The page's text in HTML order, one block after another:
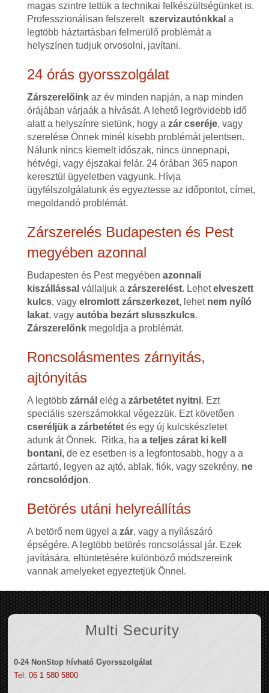
magas szintre tettük a technikai felkészültségünket is.
Professzionálisan felszerelt szervizautónkkal a
legtöbb háztartásban felmerülő problémát a
helyszínen tudjuk orvosolni, javítani.
24 órás gyorsszolgálat
Zárszerelőinkaz év minden napján, a nap minden
órájában várjaák a hívását. A lehető legrövidebb idő
alatt a helyszínre sietünk, hogy a zár cseréje, vagy
szerelése Önnek minél kisebb problémát jelentsen.
Nálunk nincs kiemelt időszak, nincs ünnepnapi,
hétvégi, vagy éjszakai felár. 24 órában 365 napon
keresztül ügyeletben vagyunk. Hívja
ügyfélszolgálatunk és egyeztesse az időpontot, címet,
megoldandó problémát.
Zárszerelés Budapesten és Pest
megyében azonnal
Budapesten és Pest megyében azonnali
kiszállással vállaljuk a zárszerelést. Lehetelveszett
kulcs, vagyelromlott zárszerkezet,lehet nem nyíló
lakat, vagy autóba bezárt slusszkulcs.
Zárszerelőnkmegoldja a problémát.
Roncsolásmentes zárnyitás,
ajtónyitás
A legtöbb zárnál elég a zárbetétet nyitni. Ezt
speciális szerszámokkal végezzük. Ezt követően
cseréljük a zárbetétetés egy új kulcskészletet
adunk át Önnek. Ritka, ha a teljes zárat ki kell
bontani, de ez esetben is a legfontosabb, hogy a a
zártartó, legyen az ajtó, ablak, fiók, vagy szekrény, ne
roncsolódjon.
Betörés utáni helyreállítás
A betörő nem ügyel a zár, vagy a nyílászáró
épségére. A legtöbb betörés roncsolással jár. Ezek
javítására, eltüntetésére különböző módszereink
vannak amelyeket egyeztetjük Önnel.
Multi Security
0-24 NonStop hívható Gyorsszolgálat
Tel: 06 1 580 5800